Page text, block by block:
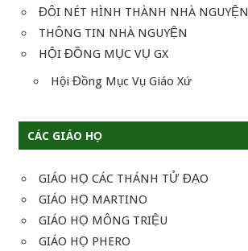
ĐÔI NÉT HÌNH THÀNH NHÀ NGUYỆN
THÔNG TIN NHÀ NGUYỆN
HỘI ĐỒNG MỤC VỤ GX
Hội Đồng Mục Vụ Giáo Xứ
CÁC GIÁO HỌ
GIÁO HỌ CÁC THÁNH TỬ ĐẠO
GIÁO HỌ MARTINO
GIÁO HỌ MÔNG TRIỆU
GIÁO HỌ PHERO